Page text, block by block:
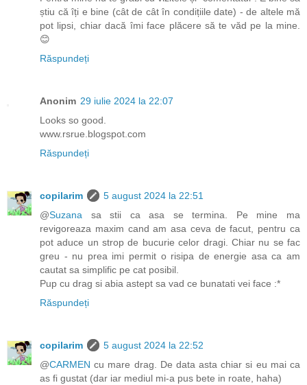
știu că îți e bine (cât de cât în condițiile date) - de altele mă
pot lipsi, chiar dacă îmi face plăcere să te văd pe la mine.
😊
Răspundeți
Anonim 29 iulie 2024 la 22:07
Looks so good.
www.rsrue.blogspot.com
Răspundeți
copilarim
5 august 2024 la 22:51
@Suzana sa stii ca asa se termina. Pe mine ma
revigoreaza maxim cand am asa ceva de facut, pentru ca
pot aduce un strop de bucurie celor dragi. Chiar nu se fac
greu - nu prea imi permit o risipa de energie asa ca am
cautat sa simplific pe cat posibil.
Pup cu drag si abia astept sa vad ce bunatati vei face :*
Răspundeți
copilarim
5 august 2024 la 22:52
@CARMEN cu mare drag. De data asta chiar si eu mai ca
as fi gustat (dar iar mediul mi-a pus bete in roate, haha)